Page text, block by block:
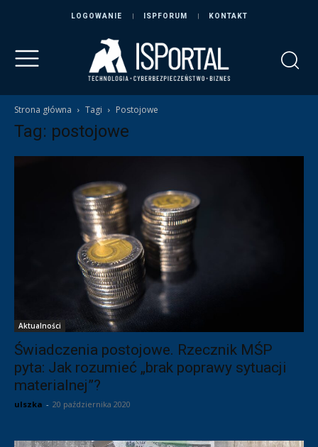
LOGOWANIE ISPFORUM KONTAKT
Strona główna Tagi Postojowe
Tag: postojowe
Aktualności
Świadczenia postojowe. Rzecznik MŚP
pyta: Jak rozumieć „brak poprawy sytuacji
materialnej”?
ulszka - 20 października 2020